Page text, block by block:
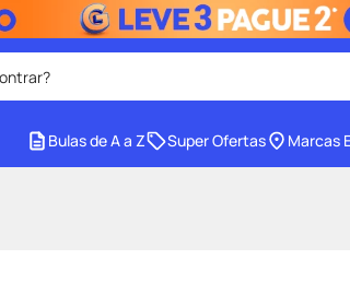
Bulas de A a Z Super Ofertas Marcas